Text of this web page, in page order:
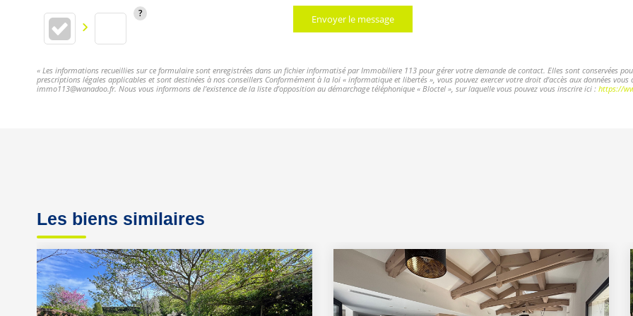
Envoyer le message
« Les informations recueillies sur ce formulaire sont enregistrées dans un fichier informatisé par Immobiliere 113 pour gérer votre demande de contact. Elles sont conservées
prescriptions légales applicables et sont destinées à nos conseillers Conformément à la loi « informatique et libertés », vous pouvez exercer votre droit d'accès aux données
immo113@wanadoo.fr. Nous vous informons de l'existence de la liste d'opposition au démarchage téléphonique « Bloctel », sur laquelle vous pouvez vous inscrire ici : https://
Les biens similaires